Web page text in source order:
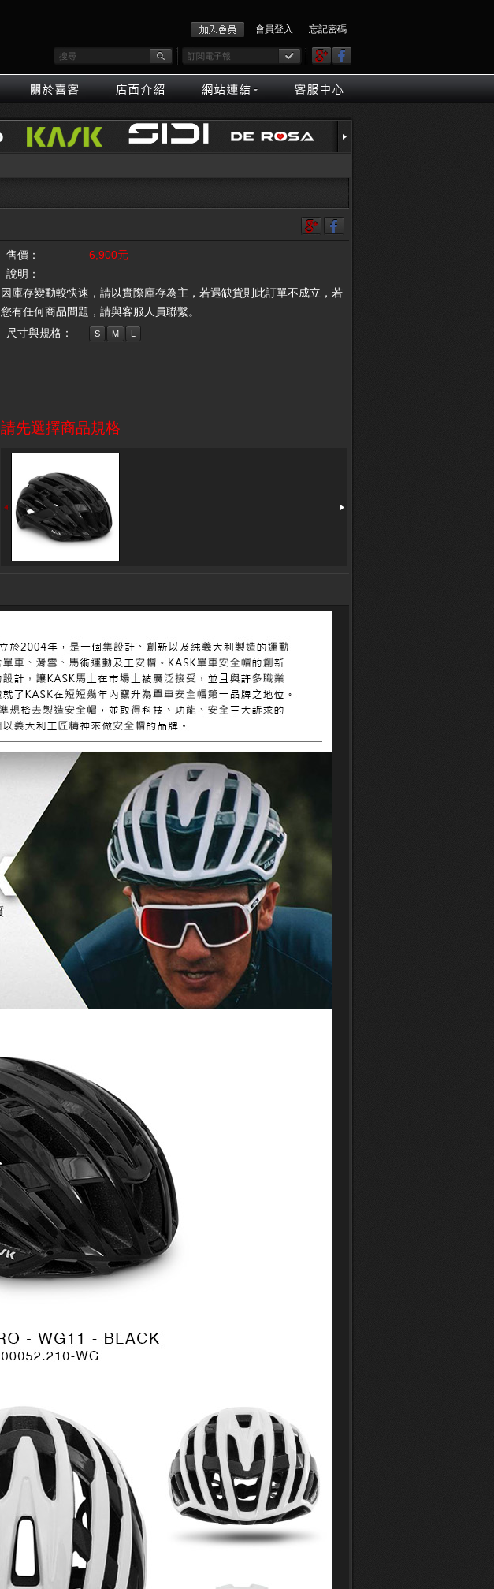
會員登入 忘記密碼
售價：
6,900元
說明：
因庫存變動較快速，請以實際庫存為主，若遇缺貨則此訂單不成立，若
您有任何商品問題，請與客服人員聯繫。
尺寸與規格：
S M L
請先選擇商品規格